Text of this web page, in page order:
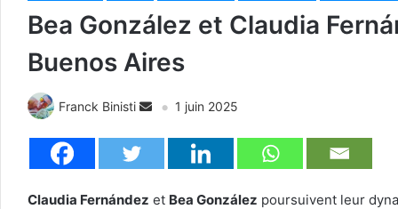
Bea González et Claudia
Buenos Aires
Franck Binisti 1 juin 2025
Claudia Fernández et Bea González poursuivent leur